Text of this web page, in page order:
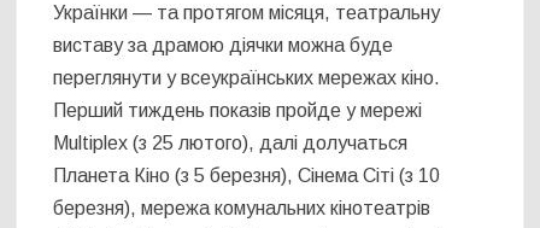
Українки — та протягом місяця, театральну
виставу за драмою діячки можна буде
переглянути у всеукраїнських мережах кіно.
Перший тиждень показів пройде у мережі
Multiplex (з 25 лютого), далі долучаться
Планета Кіно (з 5 березня), Сінема Сіті (з 10
березня), мережа комунальних кінотеатрів